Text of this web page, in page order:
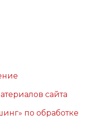
сайта
по обработке